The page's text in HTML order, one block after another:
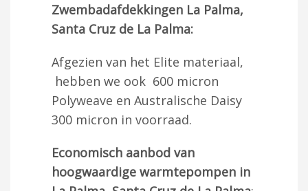
Zwembadafdekkingen La Palma,
Santa Cruz de La Palma:
Afgezien van het Elite materiaal,
hebben we ook 600 micron
Polyweave en Australische Daisy
300 micron in voorraad.
Economisch aanbod van
hoogwaardige warmtepompen in